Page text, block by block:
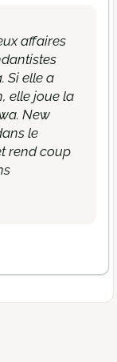
affaires
Si elle a
elle joue la
New
le
rend coup